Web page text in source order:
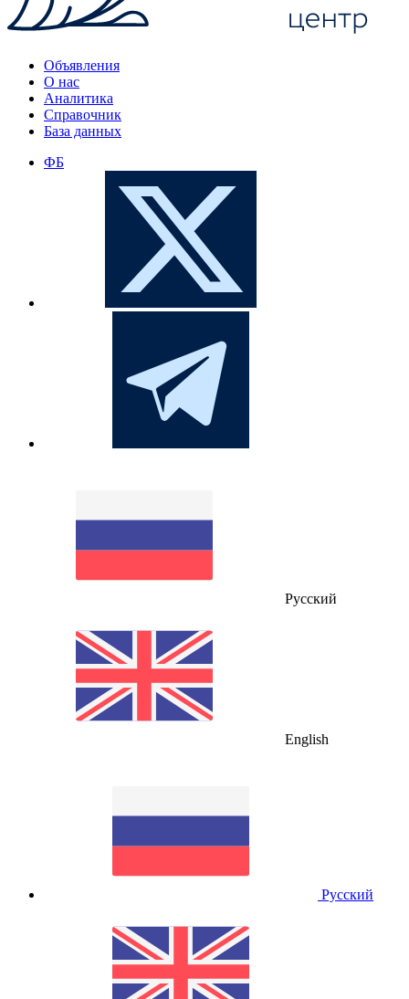
Объявления
О нас
Аналитика
Справочник
База данных
ФБ
Русский
English
Русский